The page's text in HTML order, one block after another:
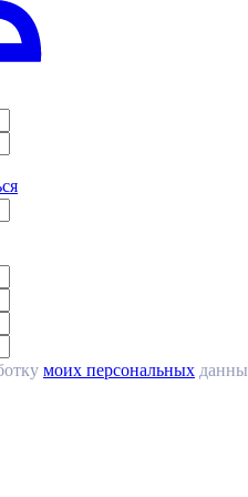
моих персональных